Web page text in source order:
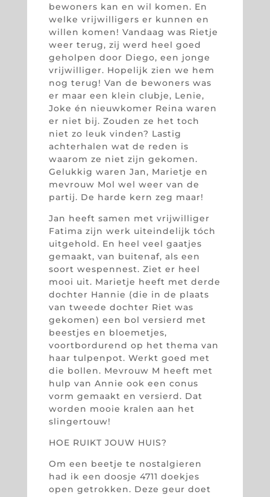
bewoners kan en wil komen. En
welke vrijwilligers er kunnen en
willen komen! Vandaag was Rietje
weer terug, zij werd heel goed
geholpen door Diego, een jonge
vrijwilliger. Hopelijk zien we hem
nog terug! Van de bewoners was
er maar een klein clubje, Lenie,
Joke én nieuwkomer Reina waren
er niet bij. Zouden ze het toch
niet zo leuk vinden? Lastig
achterhalen wat de reden is
waarom ze niet zijn gekomen.
Gelukkig waren Jan, Marietje en
mevrouw Mol wel weer van de
partij. De harde kern zeg maar!
Jan heeft samen met vrijwilliger
Fatima zijn werk uiteindelijk tóch
uitgehold. En heel veel gaatjes
gemaakt, van buitenaf, als een
soort wespennest. Ziet er heel
mooi uit. Marietje heeft met derde
dochter Hannie (die in de plaats
van tweede dochter Riet was
gekomen) een bol versierd met
beestjes en bloemetjes,
voortbordurend op het thema van
haar tulpenpot. Werkt goed met
die bollen. Mevrouw M heeft met
hulp van Annie ook een conus
vorm gemaakt en versierd. Dat
worden mooie kralen aan het
slingertouw!
HOE RUIKT JOUW HUIS?
Om een beetje te nostalgieren
had ik een doosje 4711 doekjes
open getrokken. Deze geur doet